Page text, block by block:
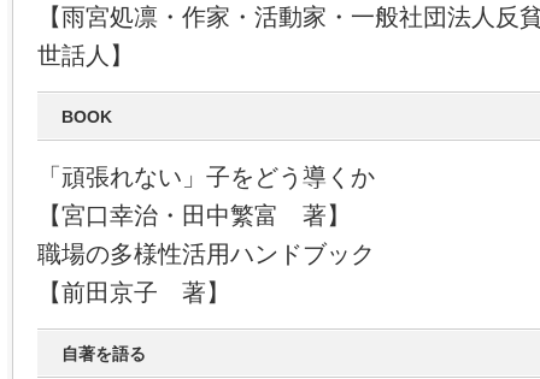
【雨宮処凛・作家・活動家・一般社団法人
世話人】
BOOK
「頑張れない」子をどう導くか
【宮口幸治・田中繁富 著】
職場の多様性活用ハンドブック
【前田京子 著】
自著を語る